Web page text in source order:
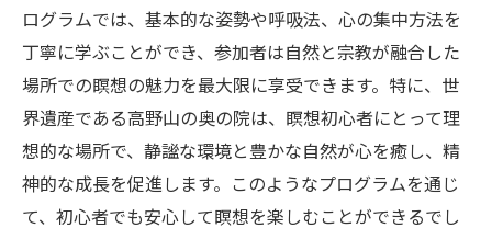
ログラムでは、基本的な姿勢や呼吸法、心の集中方法を
丁寧に学ぶことができ、参加者は自然と宗教が融合した
場所での瞑想の魅力を最大限に享受できます。特に、世
界遺産である高野山の奥の院は、瞑想初心者にとって理
想的な場所で、静謐な環境と豊かな自然が心を癒し、精
神的な成長を促進します。このようなプログラムを通じ
て、初心者でも安心して瞑想を楽しむことができるでし